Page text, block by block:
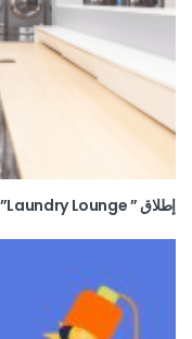
إطلاق ” Laundry Lounge” من إل جي للإلكترونيات